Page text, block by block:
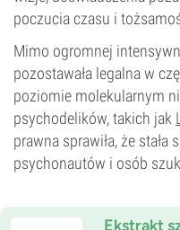
poczucia czasu i
Mimo ogromnej
pozostawała legalna w
poziomie molekularnym
psychodelików, takich jak
prawna sprawiła, że
psychonautów i osób
Ekstrakt